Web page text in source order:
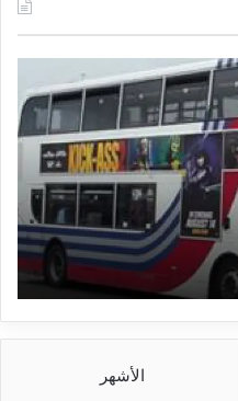
الأشهر